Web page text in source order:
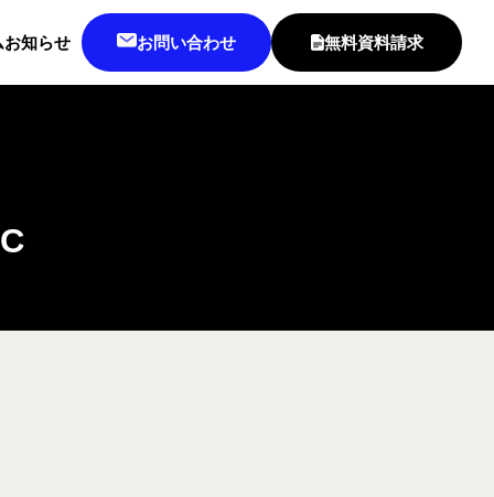
お知らせ お問い合わせ 無料資料請求